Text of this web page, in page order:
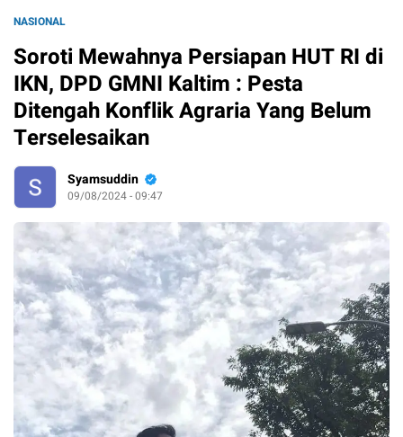
NASIONAL
Soroti Mewahnya Persiapan HUT RI di
IKN, DPD GMNI Kaltim : Pesta
Ditengah Konflik Agraria Yang Belum
Terselesaikan
Syamsuddin
09/08/2024 - 09:47